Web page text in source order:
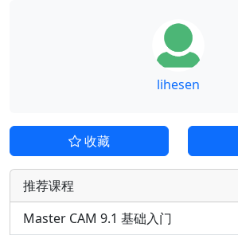
lihesen
收藏
推荐课程
Master CAM 9.1 基础入门